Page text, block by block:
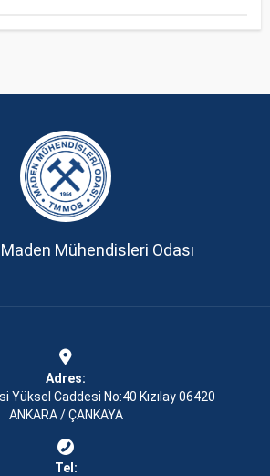
Mühendisleri Odası
Adres:
Yüksel Caddesi No:40 Kızılay 06420
ANKARA / ÇANKAYA
Tel: